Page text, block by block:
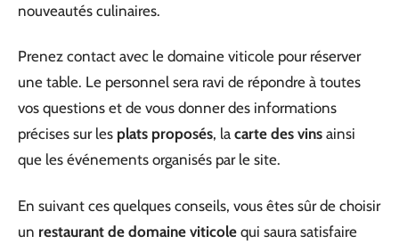
nouveautés culinaires.
Prenez contact avec le domaine viticole pour réserver
une table. Le personnel sera ravi de répondre à toutes
vos questions et de vous donner des informations
précises sur les plats proposés, la carte des vins ainsi
que les événements organisés par le site.
En suivant ces quelques conseils, vous êtes sûr de choisir
un restaurant de domaine viticole qui saura satisfaire